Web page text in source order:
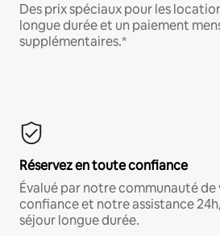
Des prix spéciaux pour les
longue durée et un paiement
supplémentaires.*
Réservez en toute confiance
Évalué par notre communauté de
confiance et notre assistance
séjour longue durée.